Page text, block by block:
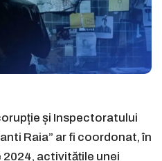
și Inspectoratului
Raia” ar fi coordonat, în
activitățile unei